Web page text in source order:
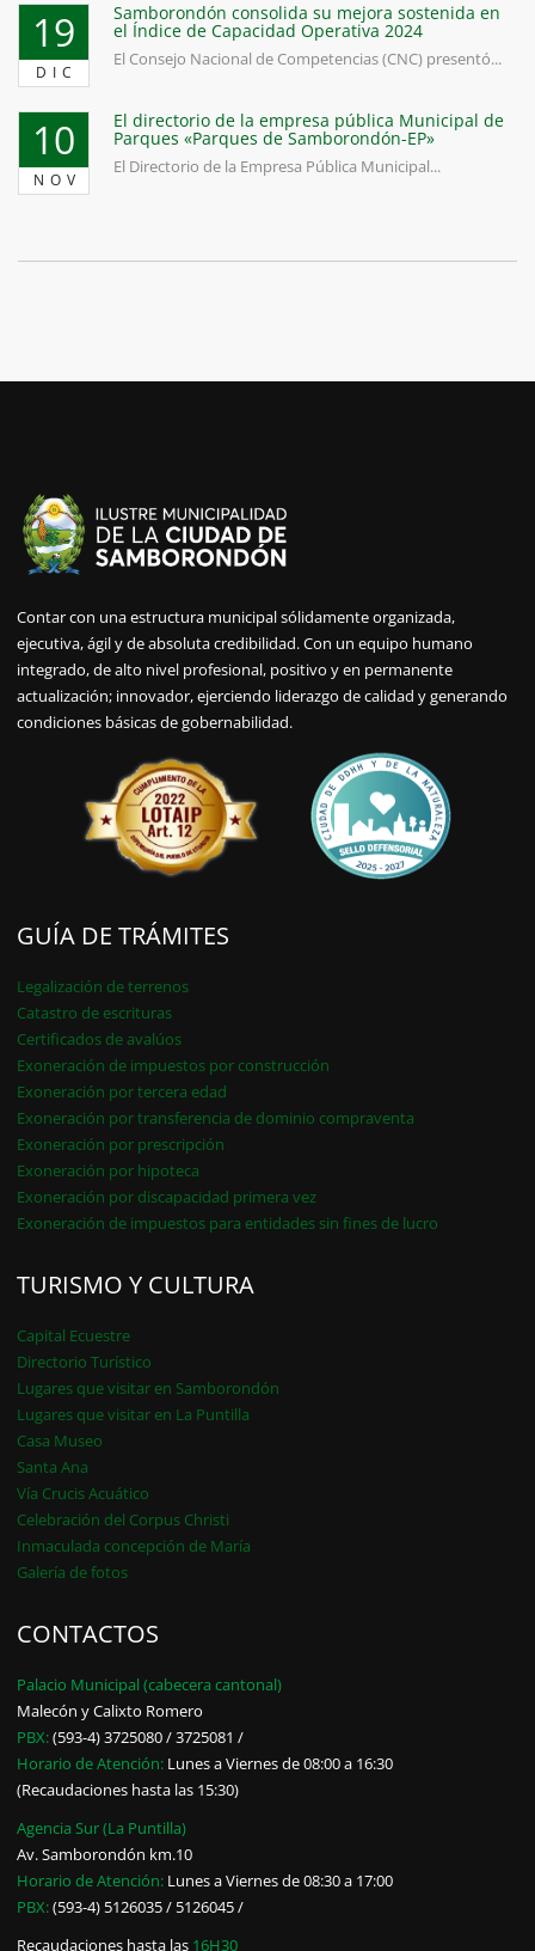
19
DIC
Samborondón consolida su mejora sostenida en
el Índice de Capacidad Operativa 2024
El Consejo Nacional de Competencias (CNC) presentó...
10
NOV
El directorio de la empresa pública Municipal de
Parques «Parques de Samborondón-EP»
El Directorio de la Empresa Pública Municipal...
Contar con una estructura municipal sólidamente organizada,
ejecutiva, ágil y de absoluta credibilidad. Con un equipo humano
integrado, de alto nivel profesional, positivo y en permanente
actualización; innovador, ejerciendo liderazgo de calidad y generando
condiciones básicas de gobernabilidad.
GUÍA DE TRÁMITES
Legalización de terrenos
Catastro de escrituras
Certificados de avalúos
Exoneración de impuestos por construcción
Exoneración por tercera edad
Exoneración por transferencia de dominio compraventa
Exoneración por prescripción
Exoneración por hipoteca
Exoneración por discapacidad primera vez
Exoneración de impuestos para entidades sin fines de lucro
TURISMO Y CULTURA
Capital Ecuestre
Directorio Turístico
Lugares que visitar en Samborondón
Lugares que visitar en La Puntilla
Casa Museo
Santa Ana
Vía Crucis Acuático
Celebración del Corpus Christi
Inmaculada concepción de María
Galería de fotos
CONTACTOS
Palacio Municipal (cabecera cantonal)
Malecón y Calixto Romero
PBX:(593-4) 3725080 / 3725081 /
Horario de Atención: Lunes a Viernes de 08:00 a 16:30
(Recaudaciones hasta las 15:30)
Agencia Sur (La Puntilla)
Av. Samborondón km.10
Horario de Atención: Lunes a Viernes de 08:30 a 17:00
PBX:(593-4) 5126035 / 5126045 /
Recaudaciones hasta las 16H30